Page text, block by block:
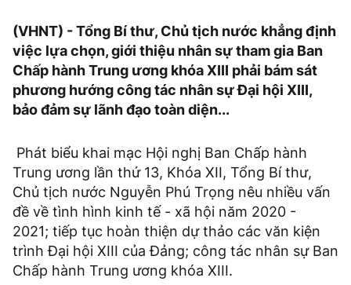
(VHNT) - Tổng Bí thư, Chủ tịch nước khẳng định
việc lựa chọn, giới thiệu nhân sự tham gia Ban
Chấp hành Trung ương khóa XIII phải bám sát
phương hướng công tác nhân sự Đại hội XIII,
bảo đảm sự lãnh đạo toàn diện...
Phát biểu khai mạc Hội nghị Ban Chấp hành
Trung ương lần thứ 13, Khóa XII, Tổng Bí thư,
Chủ tịch nước Nguyễn Phú Trọng nêu nhiều vấn
đề về tình hình kinh tế - xã hội năm 2020 -
2021; tiếp tục hoàn thiện dự thảo các văn kiện
trình Đại hội XIII của Đảng; công tác nhân sự Ban
Chấp hành Trung ương khóa XIII.